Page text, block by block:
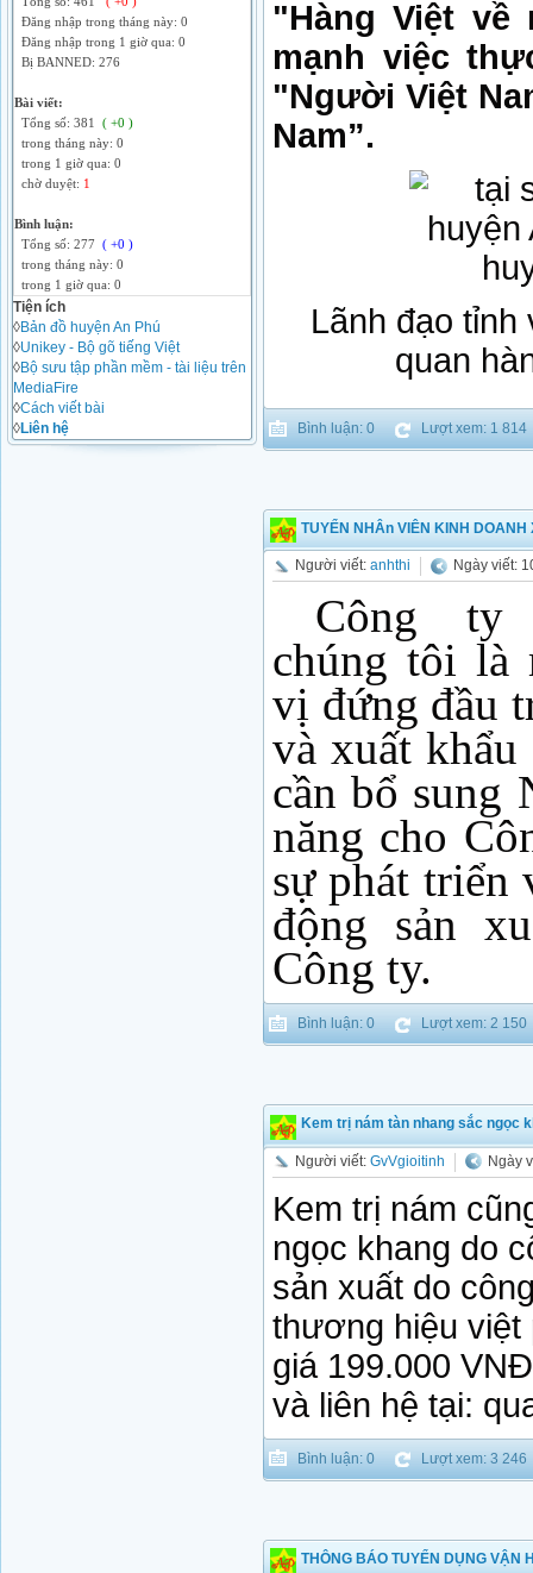
Đăng nhập trong tháng này: 0
Đăng nhập trong 1 giờ qua: 0
Bị BANNED: 276
Bài viết:
Tổng số: 381 ( +0 )
trong tháng này: 0
trong 1 giờ qua: 0
chờ duyệt: 1
Bình luận:
Tổng số: 277 ( +0 )
trong tháng này: 0
trong 1 giờ qua: 0
Tiện ích
◊Bản đồ huyện An Phú
◊Unikey - Bộ gõ tiếng Việt
◊Bộ sưu tập phần mềm - tài liệu trên
MediaFire
◊Cách viết bài
◊Liên hệ
"Hàng Việt về
mạnh việc
"Người Việt
Nam”.
Lãnh đạo tỉnh
quan
Bình luận: 0 Lượt xem: 1 814
TUYỂN NHÂn VIÊN KINH DOANH
Người viết: anhthi Ngày viết:
Công ty
chúng tôi là
vị đứng đầu
và xuất
cần bổ sung
năng cho
sự phát triển
động sản
Công ty.
Bình luận: 0 Lượt xem: 2 150
Kem trị nám tàn nhang sắc ngọc
Người viết: GvVgioitinh Ngày
Kem trị nám
ngọc khang do
sản xuất do
thương hiệu việt
giá 199.000
và liên hệ tại:
Bình luận: 0 Lượt xem: 3 246
THÔNG BÁO TUYỂN DỤNG VẬN